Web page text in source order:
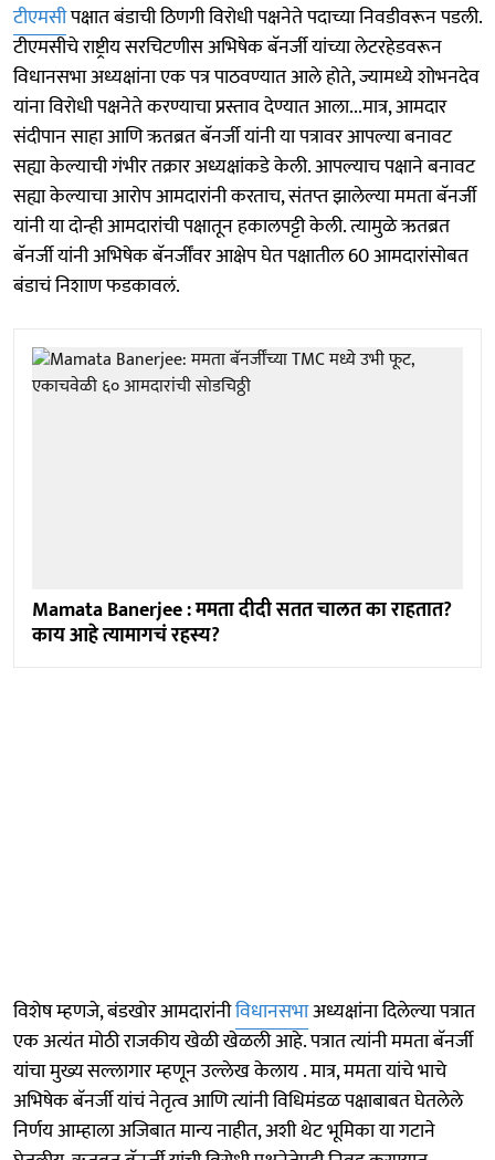
टीएमसीपक्षात बंडाची ठिणगी विरोधी पक्षनेते पदाच्या निवडीवरून पडली.
टीएमसीचे राष्ट्रीय सरचिटणीस अभिषेक बॅनर्जी यांच्या लेटरहेडवरून
विधानसभा अध्यक्षांना एक पत्र पाठवण्यात आले होते, ज्यामध्ये शोभनदेव
यांना विरोधी पक्षनेते करण्याचा प्रस्ताव देण्यात आला...मात्र, आमदार
संदीपान साहा आणि ऋतब्रत बॅनर्जी यांनी या पत्रावर आपल्या बनावट
सह्या केल्याची गंभीर तक्रार अध्यक्षांकडे केली. आपल्याच पक्षाने बनावट
सह्या केल्याचा आरोप आमदारांनी करताच, संतप्त झालेल्या ममता बॅनर्जी
यांनी या दोन्ही आमदारांची पक्षातून हकालपट्टी केली. त्यामुळे ऋतब्रत
बॅनर्जी यांनी अभिषेक बॅनर्जींवर आक्षेप घेत पक्षातील 60 आमदारांसोबत
बंडाचं निशाण फडकावलं.
Mamata Banerjee : ममता दीदी सतत चालत का राहतात?
काय आहे त्यामागचं रहस्य?
विशेष म्हणजे, बंडखोर आमदारांनीविधानसभाअध्यक्षांना दिलेल्या पत्रात
एक अत्यंत मोठी राजकीय खेळी खेळली आहे. पत्रात त्यांनी ममता बॅनर्जी
यांचा मुख्य सल्लागार म्हणून उल्लेख केलाय . मात्र, ममता यांचे भाचे
अभिषेक बॅनर्जी यांचं नेतृत्व आणि त्यांनी विधिमंडळ पक्षाबाबत घेतलेले
निर्णय आम्हाला अजिबात मान्य नाहीत, अशी थेट भूमिका या गटाने